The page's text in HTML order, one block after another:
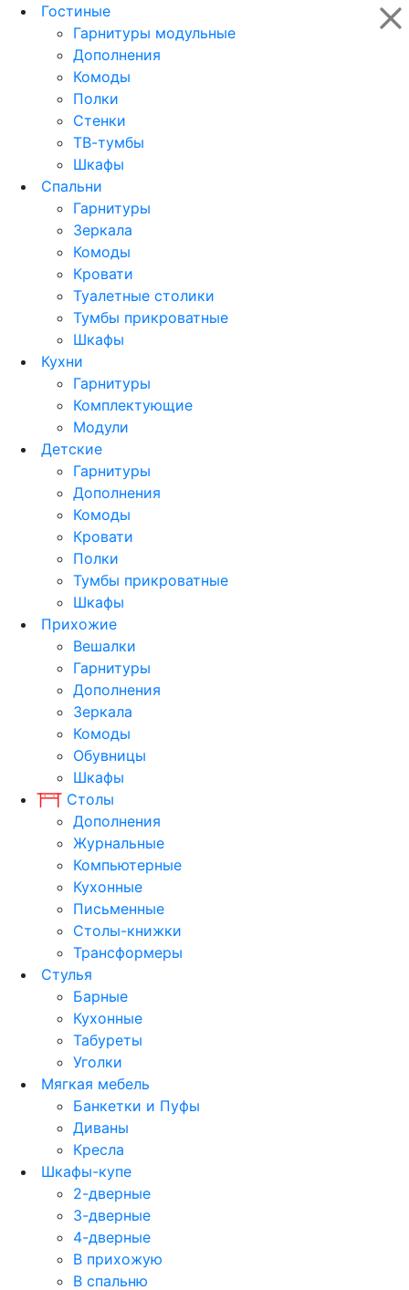
Гостиные
Гарнитуры модульные
Дополнения
Комоды
Полки
Стенки
ТВ-тумбы
Шкафы
Спальни
Гарнитуры
Зеркала
Комоды
Кровати
Туалетные столики
Тумбы прикроватные
Шкафы
Кухни
Гарнитуры
Комплектующие
Модули
Детские
Гарнитуры
Дополнения
Комоды
Кровати
Полки
Тумбы прикроватные
Шкафы
Прихожие
Вешалки
Гарнитуры
Дополнения
Зеркала
Комоды
Обувницы
Шкафы
Столы
Дополнения
Журнальные
Компьютерные
Кухонные
Письменные
Столы-книжки
Трансформеры
Стулья
Барные
Кухонные
Табуреты
Уголки
Мягкая мебель
Банкетки и Пуфы
Диваны
Кресла
Шкафы-купе
2-дверные
3-дверные
4-дверные
В прихожую
В спальню